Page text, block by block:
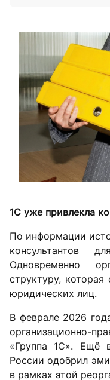
1С уже привлекла
По информации
консультантов
Одновременно
структуру,
юридических лиц.
В феврале 2026
«Группа 1С». Ещё
России одобрил
в рамках этой